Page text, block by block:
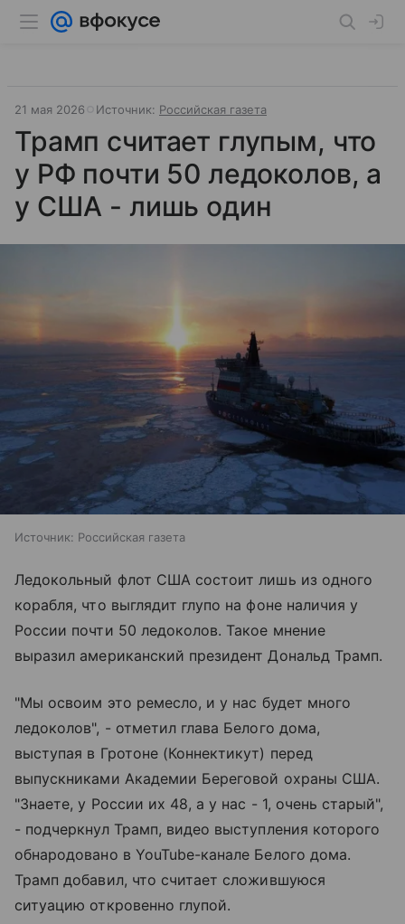
21 мая 2026 Источник: Российская газета
Трамп считает глупым, что
у РФ почти 50 ледоколов, а
у США - лишь один
Источник: Российская газета
Ледокольный флот США состоит лишь из одного
корабля, что выглядит глупо на фоне наличия у
России почти 50 ледоколов. Такое мнение
выразил американский президент Дональд Трамп.
"Мы освоим это ремесло, и у нас будет много
ледоколов", - отметил глава Белого дома,
выступая в Гротоне (Коннектикут) перед
выпускниками Академии Береговой охраны США.
"Знаете, у России их 48, а у нас - 1, очень старый",
- подчеркнул Трамп, видео выступления которого
обнародовано в YouTube-канале Белого дома.
Трамп добавил, что считает сложившуюся
ситуацию откровенно глупой.